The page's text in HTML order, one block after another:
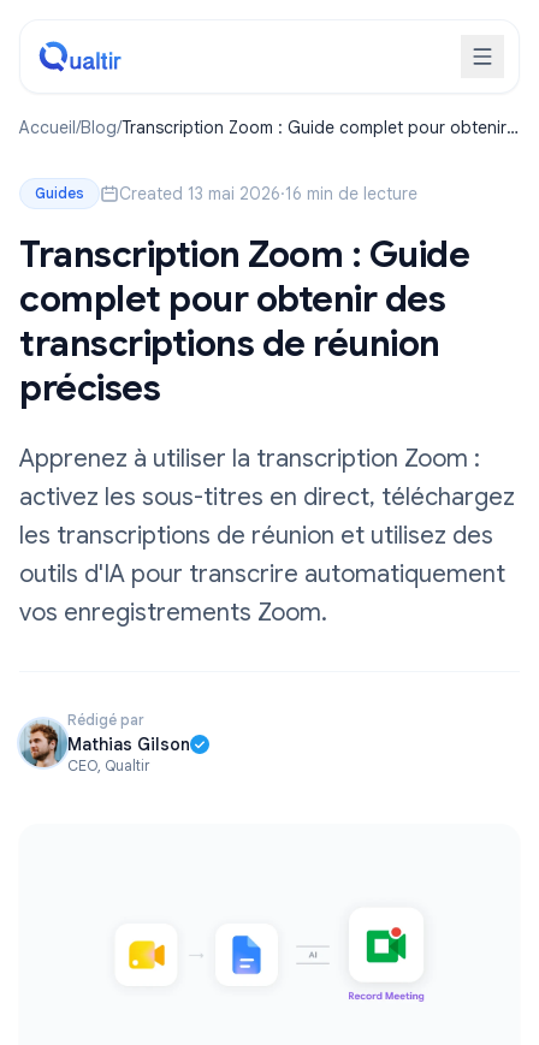
Accueil/Blog/Transcription Zoom : Guide complet pour obtenir
Guides Created 13 mai 2026·16 min de lecture
Transcription Zoom : Guide
complet pour obtenir des
transcriptions de réunion
précises
Apprenez à utiliser la transcription Zoom :
activez les sous-titres en direct, téléchargez
les transcriptions de réunion et utilisez des
outils d'IA pour transcrire automatiquement
vos enregistrements Zoom.
Rédigé par
Mathias Gilson
CEO, Qualtir